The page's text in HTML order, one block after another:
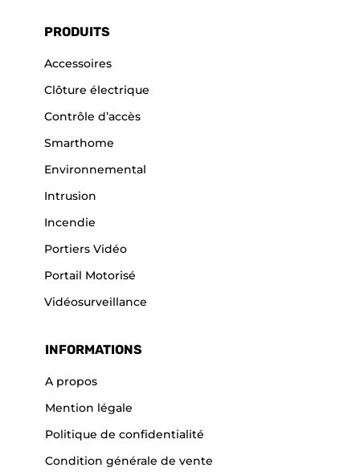
PRODUITS
Accessoires
Clôture électrique
Contrôle d’accès
Smarthome
Environnemental
Intrusion
Incendie
Portiers Vidéo
Portail Motorisé
Vidéosurveillance
INFORMATIONS
A propos
Mention légale
Politique de confidentialité
Condition générale de vente